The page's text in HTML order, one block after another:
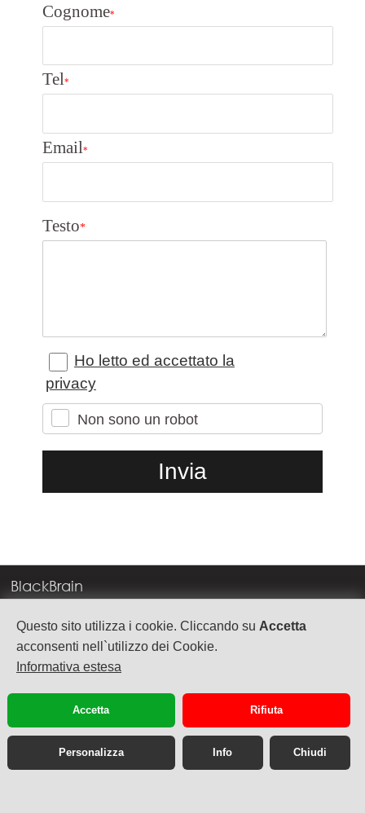
Questo sito utilizza i cookie. Cliccando su Accetta
acconsenti nell`utilizzo dei Cookie.
Informativa estesa
Accetta Rifiuta
Personalizza Info Chiudi
Cognome*
Tel*
Email*
Testo*
Ho letto ed accettato la
privacy
Non sono un robot
BlackBrain
Corso Milano, 83
37138 Verona
TEL. +39 045 575888
P.Iva 03992340236